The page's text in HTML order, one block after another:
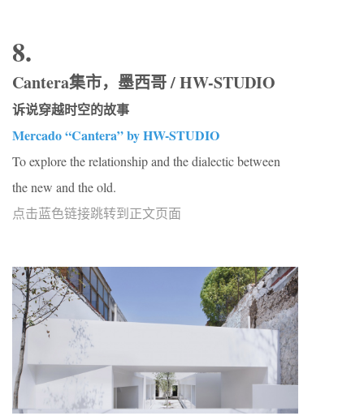
8.
Cantera集市，墨西哥 / HW-STUDIO
诉说穿越时空的故事
Mercado “Cantera” by HW-STUDIO
To explore the relationship and the dialectic between
the new and the old.
点击蓝色链接跳转到正文页面